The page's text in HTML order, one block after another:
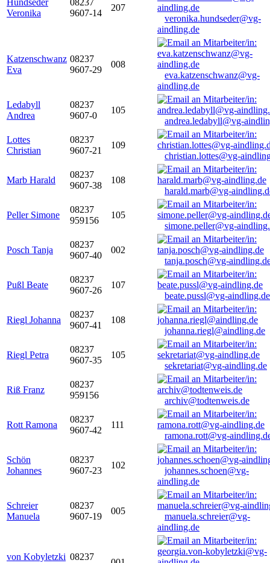
Hundseder
Veronika
08237
9607-14
207
veronika.hundseder@vg-
aindling.de
Katzenschwanz
Eva
08237
9607-29
008
eva.katzenschwanz@vg-
aindling.de
Ledabyll
Andrea
08237
9607-0
105
andrea.ledabyll@vg-
Lottes
Christian
08237
9607-21
109
christian.lottes@vg-
Marb Harald
08237
9607-38
108
harald.marb@vg-
Peller Simone
08237
959156
105
simone.peller@vg-
Posch Tanja
08237
9607-40
002
tanja.posch@vg-
Pußl Beate
08237
9607-26
107
beate.pussl@vg-aindling.de
Riegl Johanna
08237
9607-41
108
johanna.riegl@aindling.de
Riegl Petra
08237
9607-35
105
sekretariat@vg-aindling.de
Riß Franz
08237
959156
archiv@todtenweis.de
Rott Ramona
08237
9607-42
111
ramona.rott@vg-
Schön
Johannes
08237
9607-23
102
johannes.schoen@vg-
aindling.de
Schreier
Manuela
08237
9607-19
005
manuela.schreier@vg-
aindling.de
von Kobyletzki 08237